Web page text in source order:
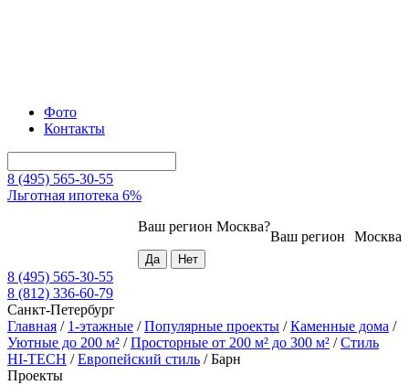
Фото
Контакты
8 (495) 565-30-55
Льготная ипотека 6%
Москва
Ваш регион
Ваш регион Москва?
8 (495) 565-30-55
8 (812) 336-60-79
Санкт-Петербург
Главная / 1-этажные /Популярные проекты /Каменные дома /
Уютные до 200 м² /Просторные от 200 м² до 300 м² /Стиль
HI-TECH /Европейский стиль /Барн
Проекты